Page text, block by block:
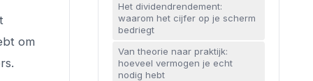
om
Het dividendrendement:
waarom het cijfer op je scherm
bedriegt
Van theorie naar praktijk:
hoeveel vermogen je echt
nodig hebt